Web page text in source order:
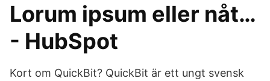
Lorum ipsum eller nåt…
- HubSpot
Kort om QuickBit? QuickBit är ett ungt svensk